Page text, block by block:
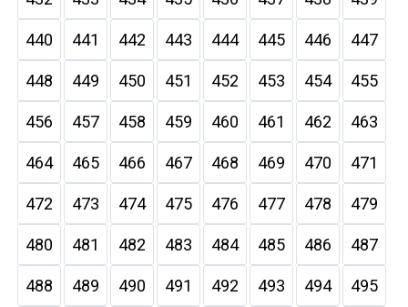
440 441 442 443 444 445 446 447
448 449 450 451 452 453 454 455
456 457 458 459 460 461 462 463
464 465 466 467 468 469 470 471
472 473 474 475 476 477 478 479
480 481 482 483 484 485 486 487
488 489 490 491 492 493 494 495